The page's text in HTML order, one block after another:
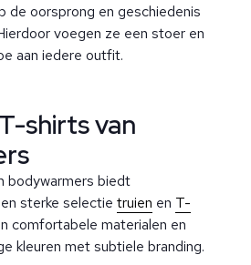
de oorsprong en geschiedenis
voegen ze een stoer en
aan iedere outfit.
shirts van
bodywarmers biedt
sterke selectie truien en T-
comfortabele materialen en
kleuren met subtiele branding.